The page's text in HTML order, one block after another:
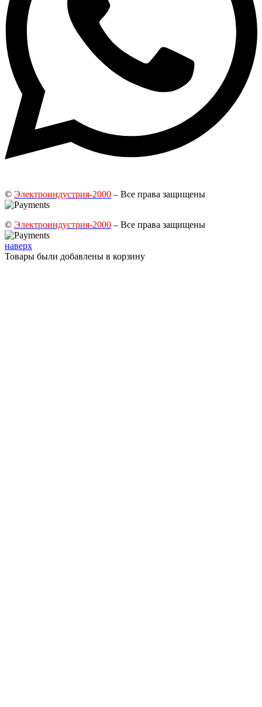
© Электроиндустрия-2000 – Все права защищены
© Электроиндустрия-2000 – Все права защищены
наверх
Товары были добавлены в корзину